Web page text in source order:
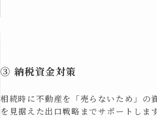
③ 納税資金対策
相続時に不動産を「売らないため」の
を見据えた出口戦略までサポートします